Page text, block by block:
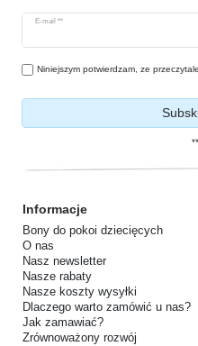
E-mail **
Niniejszym potwierdzam, ze
Informacje
Bony do pokoi dziecięcych
O nas
Nasz newsletter
Nasze rabaty
Nasze koszty wysyłki
Dlaczego warto zamówić u nas?
Jak zamawiać?
Zrównoważony rozwój